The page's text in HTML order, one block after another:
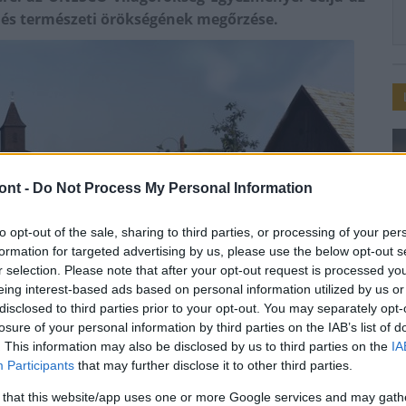
- Do Not Process My Personal Information
opt-out of the sale, sharing to third parties, or processing of your
for targeted advertising by us, please use the below opt-out
selection. Please note that after your opt-out request is processed
interest-based ads based on personal information utilized by us
to third parties prior to your opt-out. You may separately
of your personal information by third parties on the IAB’s list of
This information may also be disclosed by us to third parties on the
Participants that may further disclose it to other third parties.
that this website/app uses one or more Google services and may
természeti örökségének megőrzése.
Örökségekre vonatkozó 5. pontot teljesítette,
emberi letelepedés vagy területfoglalás
látványosság szerepel a listán 164 országban.